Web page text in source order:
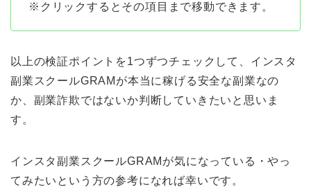
※クリックするとその項目まで移動できます。
以上の検証ポイントを1つずつチェックして、インスタ
副業スクールGRAMが本当に稼げる安全な副業なの
か、副業詐欺ではないか判断していきたいと思いま
す。
インスタ副業スクールGRAMが気になっている・やっ
てみたいという方の参考になれば幸いです。